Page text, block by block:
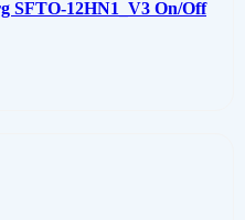
SFTO-12HN1_V3 On/Off